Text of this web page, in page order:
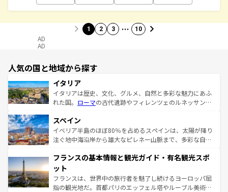
1 2 3 … 10
AD
AD
人気の国と地域から探す
イタリア
イタリアは歴史、文化、グルメ、自然と多彩な魅力にあふ
れた国。 ローマの古代遺跡やフィレンツェのルネッサンス
ろん、トスカーナの美しい田園風景やアマルフィ海岸の絶
景など、自然景観も見逃せない。観光の合間には、本場の
ピザやパスタなど、絶品のイタリア料理を堪能することも
ませてくれるイタリアで、忘れられない旅をしてみよう！
なお、新着のイタリア情報は
しい。
スペイン
イベリア半島のほぼ80％を占めるスペインは、太陽が降り
注ぐ地中海沿岸から雄大なピレネー山脈まで、多彩な自然
文化が根付くこの国では、情熱的なフラメンコ、熱気あふ
れる闘牛、そして美味しいタパスが生活の一部となってい
る。首都マドリードの洗練された雰囲気や、バルセロナの
アートに溢れた街角から、地方では古代ローマ遺跡や中世
フランスの基本情報と観光ガイド・有名観光スポ
ット
フランスは、世界中の旅行者を魅了し続けるヨーロッパ屈
指の観光地だ。首都パリのエッフェル塔やルーブル美術館